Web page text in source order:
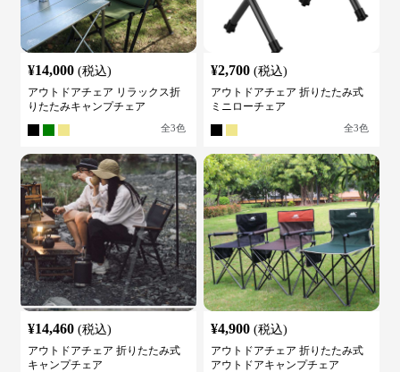
¥14,000 (税込)
アウトドアチェア リラックス折
りたたみキャンプチェア
全3色
¥2,700 (税込)
アウトドアチェア 折りたたみ式
ミニローチェア
全3色
¥14,460 (税込)
アウトドアチェア 折りたたみ式
キャンプチェア
¥4,900 (税込)
アウトドアチェア 折りたたみ式
アウトドアキャンプチェア